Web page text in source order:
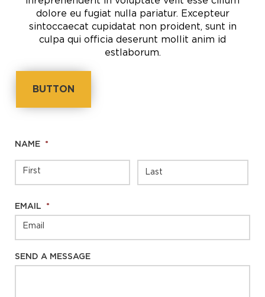
dolore eu fugiat nulla pariatur. Excepteur
sintoccaecat cupidatat non proident, sunt in
culpa qui officia deserunt mollit anim id
est laborum.
BUTTON
NAME *
EMAIL *
SEND A MESSAGE